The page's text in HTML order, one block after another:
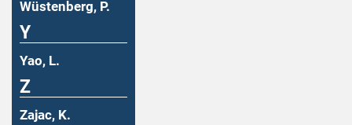
Wüstenberg, P.
Y
Yao, L.
Z
Zajac, K.